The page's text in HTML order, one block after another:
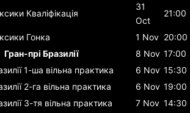
Кваліфікація
31
Oct
21:00
Гонка 1 Nov 20:00
Гран-прі Бразилії
8 Nov 17:00
1-ша вільна практика 6 Nov 15:30
2-га вільна практика 6 Nov 19:00
3-тя вільна практика 7 Nov 14:30